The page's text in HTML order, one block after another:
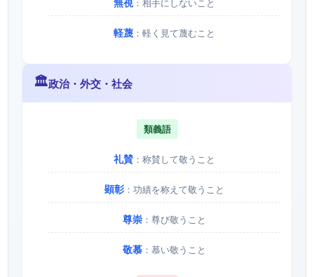
：相手にしないこと
軽蔑：軽く見て蔑むこと
🏛️政治・外交・社会
類義語
礼賛：称賛して敬うこと
顕彰：功績を称えて敬うこと
尊崇：尊び敬うこと
敬慕：慕い敬うこと